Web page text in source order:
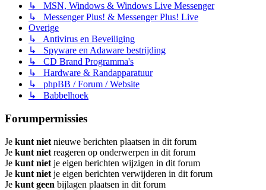
↳ MSN, Windows & Windows Live Messenger
↳ Messenger Plus! & Messenger Plus! Live
Overige
↳ Antivirus en Beveiliging
↳ Spyware en Adaware bestrijding
↳ CD Brand Programma's
↳ Hardware & Randapparatuur
↳ phpBB / Forum / Website
↳ Babbelhoek
Forumpermissies
Je kunt niet nieuwe berichten plaatsen in dit forum
Je kunt niet reageren op onderwerpen in dit forum
Je kunt niet je eigen berichten wijzigen in dit forum
Je kunt niet je eigen berichten verwijderen in dit forum
Je kunt geen bijlagen plaatsen in dit forum